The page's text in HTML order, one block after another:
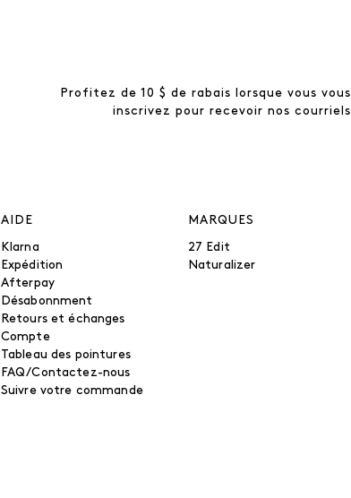
Profitez de 10 $ de rabais lorsque vous vous
inscrivez pour recevoir nos courriels
AIDE
Klarna
Expédition
Afterpay
Désabonnment
Retours et échanges
Compte
Tableau des pointures
FAQ/Contactez-nous
Suivre votre commande
MARQUES
27 Edit
Naturalizer